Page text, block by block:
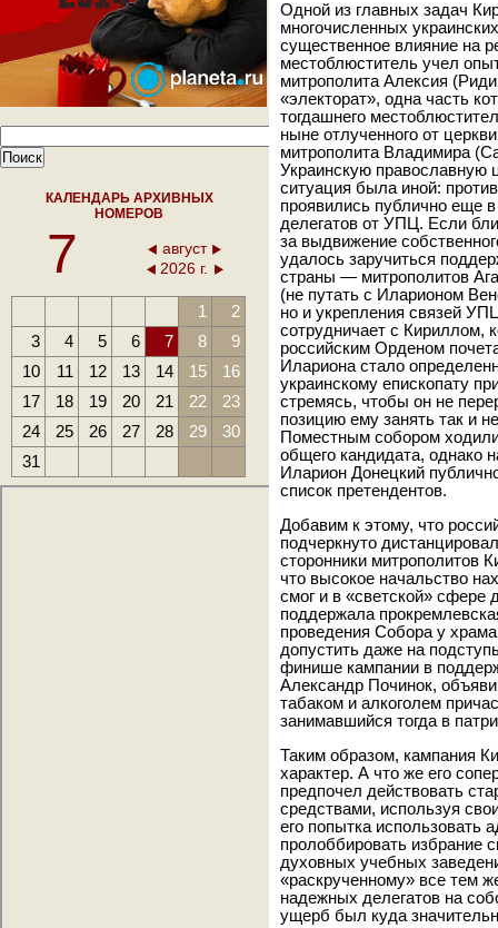
КАЛЕНДАРЬ АРХИВНЫХ
НОМЕРОВ
7
август
2026 г.
1
2
3
4 5 6 7 8
9
10
11 12 13 14 15
16
17
18 19 20 21 22
23
24
25 26 27 28 29
30
31
Одной из главных задач
многочисленных
существенное влияние на
местоблюститель учел
митрополита Алексия
«электорат», одна часть
тогдашнего
ныне отлученного от
митрополита Владимира
Украинскую
ситуация была иной:
проявились публично еще
делегатов от УПЦ. Если
за выдвижение
удалось заручиться
страны — митрополитов
(не путать с Иларионом
но и укрепления связей
сотрудничает с Кириллом,
российским Орденом
Илариона стало
украинскому епископату
стремясь, чтобы он не
позицию ему занять так и
Поместным собором
общего кандидата, однако
Иларион Донецкий
список претендентов.
Добавим к этому, что
подчеркнуто
сторонники митрополитов
что высокое начальство
смог и в «светской» сфере
поддержала
проведения Собора у
допустить даже на
финише кампании в
Александр Починок,
табаком и алкоголем
занимавшийся тогда в
Таким образом, кампания
характер. А что же его
предпочел действовать
средствами, используя
его попытка использовать
пролоббировать избрание
духовных учебных
«раскрученному» все тем
надежных делегатов на
ущерб был куда